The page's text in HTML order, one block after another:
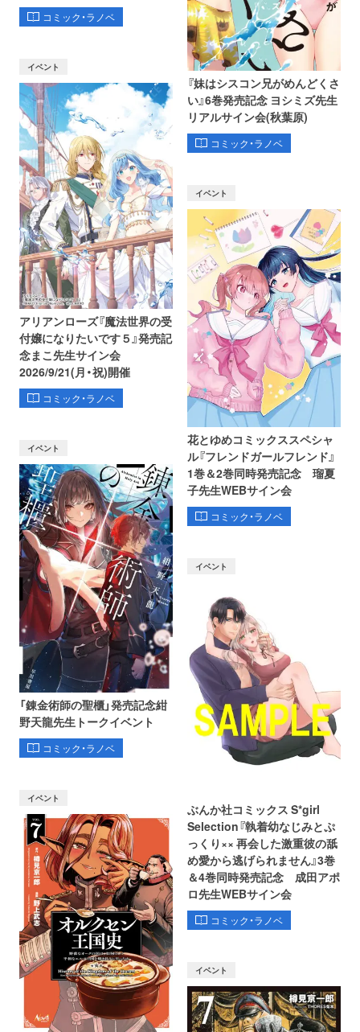
コミック・ラノベ
『妹はシスコン兄がめんどくさ
い』6巻発売記念 ヨシミズ先生
リアルサイン会(秋葉原)
コミック・ラノベ
イベント
アリアンローズ『魔法世界の受
付嬢になりたいです５』発売記
念まこ先生サイン会
2026/9/21(月・祝)開催
コミック・ラノベ
イベント
花とゆめコミックススペシャ
ル『フレンドガールフレンド』
1巻＆2巻同時発売記念 瑠夏
子先生WEBサイン会
コミック・ラノベ
イベント
「錬金術師の聖櫃」発売記念紺
野天龍先生トークイベント
コミック・ラノベ
イベント
ぶんか社コミックス S*girl
Selection『執着幼なじみとぷ
っくり×× 再会した激重彼の舐
め愛から逃げられません』3巻
＆4巻同時発売記念 成田アポ
ロ先生WEBサイン会
コミック・ラノベ
イベント
イベント